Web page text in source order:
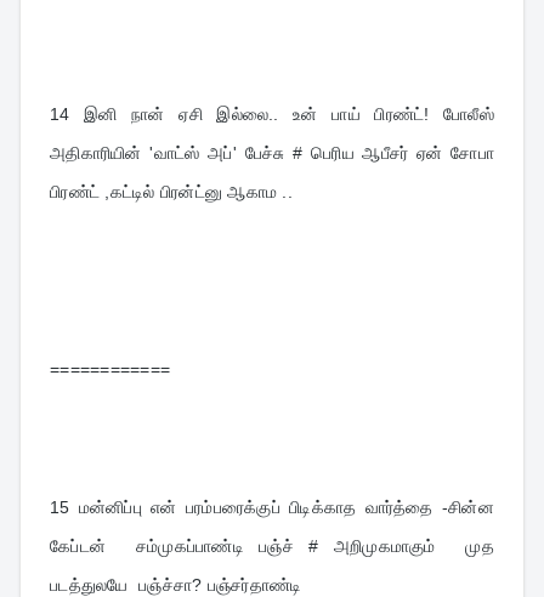
14 இனி நான் ஏசி இல்லை.. உன் பாய் பிரண்ட்! போலீஸ்
அதிகாரியின் 'வாட்ஸ் அப்' பேச்சு # பெரிய ஆபீசர் ஏன் சோபா
பிரண்ட் ,கட்டில் பிரன்ட்னு ஆகாம ..
============
15 மன்னிப்பு என் பரம்பரைக்குப் பிடிக்காத வார்த்தை -சின்ன
கேப்டன்  சம்முகப்பாண்டி பஞ்ச் # அறிமுகமாகும்  முத
படத்துலயே  பஞ்ச்சா? பஞ்சர்தாண்டி